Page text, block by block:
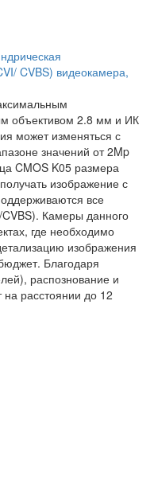
CVBS) видеокамера,
объективом 2.8 мм и ИК
может изменяться с
значений от 2Mp
CMOS K05 размера
изображение с
все
Камеры данного
где необходимо
изображения
Благодаря
распознование и
расстоянии до 12